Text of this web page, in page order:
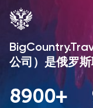
公司）是俄罗斯
8900+